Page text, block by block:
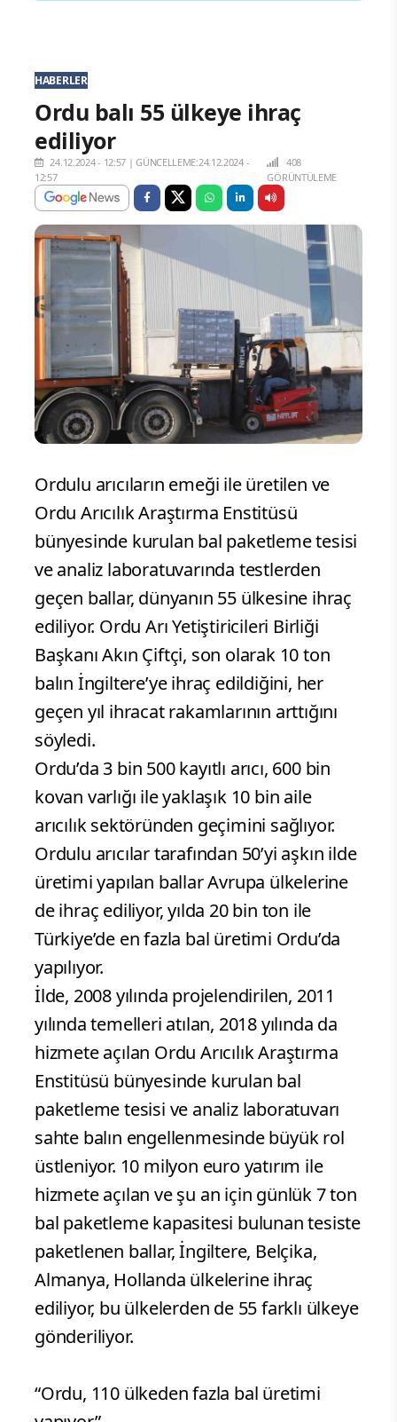
HABERLER
Ordu balı 55 ülkeye ihraç
ediliyor
24.12.2024 - 12:57 |GÜNCELLEME:24.12.2024 -
12:57
408
GÖRÜNTÜLEME
Ordulu arıcıların emeği ile üretilen ve
Ordu Arıcılık Araştırma Enstitüsü
bünyesinde kurulan bal paketleme tesisi
ve analiz laboratuvarında testlerden
geçen ballar, dünyanın 55 ülkesine ihraç
ediliyor. Ordu Arı Yetiştiricileri Birliği
Başkanı Akın Çiftçi, son olarak 10 ton
balın İngiltere’ye ihraç edildiğini, her
geçen yıl ihracat rakamlarının arttığını
söyledi.
Ordu’da 3 bin 500 kayıtlı arıcı, 600 bin
kovan varlığı ile yaklaşık 10 bin aile
arıcılık sektöründen geçimini sağlıyor.
Ordulu arıcılar tarafından 50’yi aşkın ilde
üretimi yapılan ballar Avrupa ülkelerine
de ihraç ediliyor, yılda 20 bin ton ile
Türkiye’de en fazla bal üretimi Ordu’da
yapılıyor.
İlde, 2008 yılında projelendirilen, 2011
yılında temelleri atılan, 2018 yılında da
hizmete açılan Ordu Arıcılık Araştırma
Enstitüsü bünyesinde kurulan bal
paketleme tesisi ve analiz laboratuvarı
sahte balın engellenmesinde büyük rol
üstleniyor. 10 milyon euro yatırım ile
hizmete açılan ve şu an için günlük 7 ton
bal paketleme kapasitesi bulunan tesiste
paketlenen ballar, İngiltere, Belçika,
Almanya, Hollanda ülkelerine ihraç
ediliyor, bu ülkelerden de 55 farklı ülkeye
gönderiliyor.
“Ordu, 110 ülkeden fazla bal üretimi